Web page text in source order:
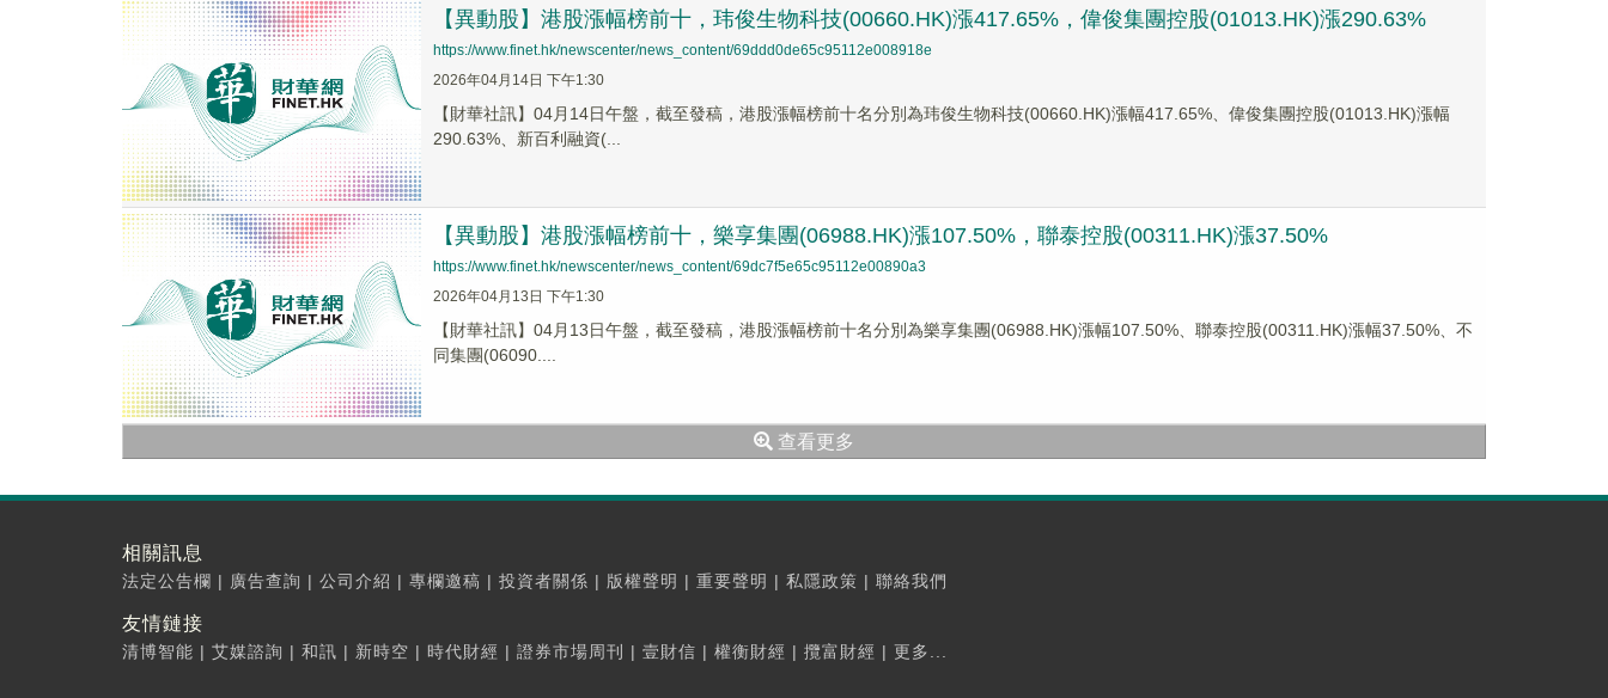
【異動股】港股漲幅榜前十，玮俊生物科技(00660.HK)漲417.65%，偉俊集團控股(01013.HK)漲290.63%
https://www.finet.hk/newscenter/news_content/69ddd0de65c95112e008918e
2026年04月14日 下午1:30
【財華社訊】04月14日午盤，截至發稿，港股漲幅榜前十名分別為玮俊生物科技(00660.HK)漲幅417.65%、偉俊集團控股(01013.HK)漲幅
290.63%、新百利融資(...
【異動股】港股漲幅榜前十，樂享集團(06988.HK)漲107.50%，聯泰控股(00311.HK)漲37.50%
https://www.finet.hk/newscenter/news_content/69dc7f5e65c95112e00890a3
2026年04月13日 下午1:30
【財華社訊】04月13日午盤，截至發稿，港股漲幅榜前十名分別為樂享集團(06988.HK)漲幅107.50%、聯泰控股(00311.HK)漲幅37.50%、不
同集團(06090....
查看更多
相關訊息
法定公告欄 | 廣告查詢 | 公司介紹 | 專欄邀稿 | 投資者關係 | 版權聲明 | 重要聲明 | 私隱政策 | 聯絡我們
友情鏈接
清博智能 | 艾媒諮詢 | 和訊 | 新時空 | 時代財經 | 證券市場周刊 | 壹財信 | 權衡財經 | 攬富財經 | 更多...